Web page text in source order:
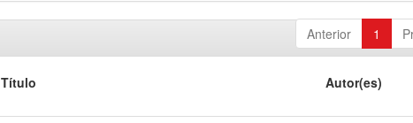
Anterior 1
Título Autor(es)